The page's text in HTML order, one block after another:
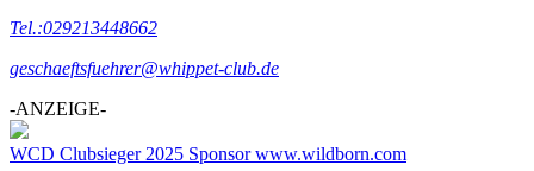
Tel.:029213448662
geschaeftsfuehrer@whippet-club.de
-ANZEIGE-
WCD Clubsieger 2025 Sponsor www.wildborn.com